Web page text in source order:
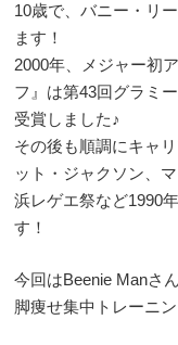
10歳で、バニー・リ
ます！
2000年、メジャー初
フ』は第43回グラミ
受賞しました♪
その後も順調にキャ
ット・ジャクソン、
浜レゲエ祭など1990
す！
今回はBeenie Manさ
脚痩せ集中トレーニ